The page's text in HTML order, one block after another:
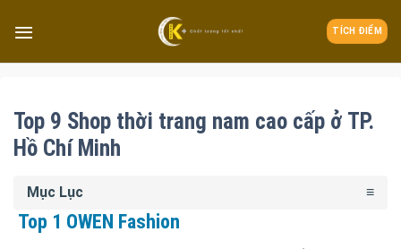
TÍCH ĐIỂM
Top 9 Shop thời trang nam cao cấp ở TP.
Hồ Chí Minh
Mục Lục
Top 1 OWEN Fashion